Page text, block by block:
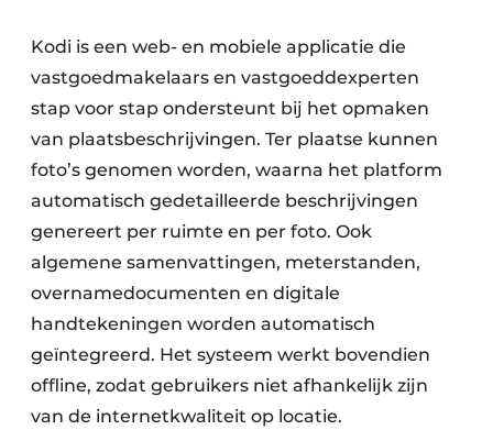
Kodi is een web- en mobiele applicatie die
vastgoedmakelaars en vastgoeddexperten
stap voor stap ondersteunt bij het opmaken
van plaatsbeschrijvingen. Ter plaatse kunnen
foto’s genomen worden, waarna het platform
automatisch gedetailleerde beschrijvingen
genereert per ruimte en per foto. Ook
algemene samenvattingen, meterstanden,
overnamedocumenten en digitale
handtekeningen worden automatisch
geïntegreerd. Het systeem werkt bovendien
offline, zodat gebruikers niet afhankelijk zijn
van de internetkwaliteit op locatie.